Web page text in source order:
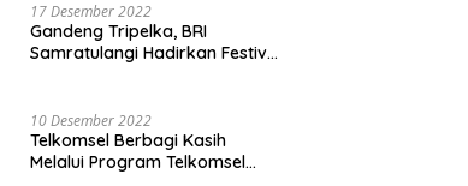
17 Desember 2022
Gandeng Tripelka, BRI
Samratulangi Hadirkan Festival
10 Desember 2022
Telkomsel Berbagi Kasih
Melalui Program Telkomsel